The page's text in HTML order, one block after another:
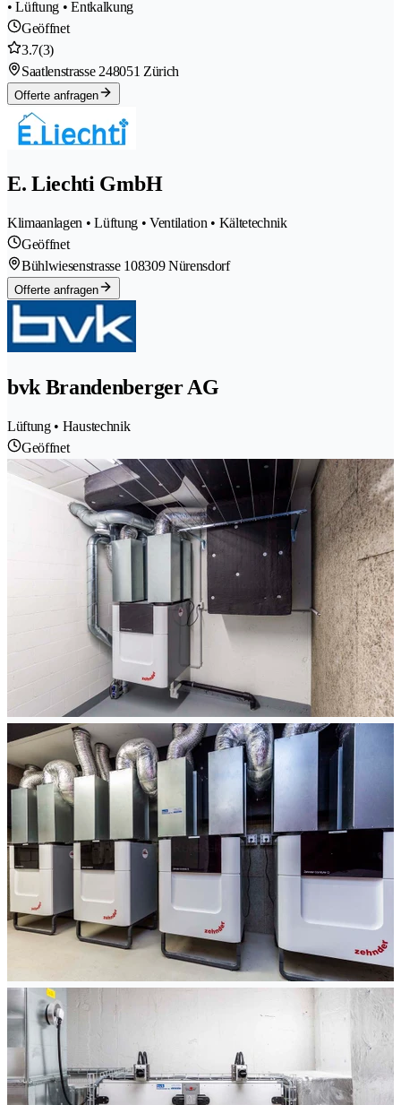
• Lüftung • Entkalkung
Geöffnet
3.7(3)
Saatlenstrasse 248051 Zürich
Offerte anfragen
E. Liechti GmbH
Klimaanlagen • Lüftung • Ventilation • Kältetechnik
Geöffnet
Bühlwiesenstrasse 108309 Nürensdorf
Offerte anfragen
bvk Brandenberger AG
Lüftung • Haustechnik
Geöffnet